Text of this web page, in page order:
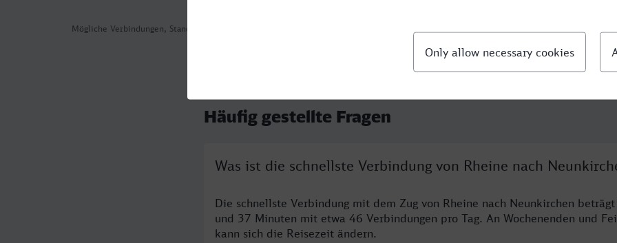
Mögliche Verbindungen, Stand: 2026-08-06 06:12
Häufig gestellte Fragen
Was ist die schnellste Verbindung von Rheine nach
Die schnellste Verbindung mit dem Zug von Rheine nach Neunkirchen
und 37 Minuten mit etwa 46 Verbindungen pro Tag. An Wochenenden und
kann sich die Reisezeit ändern.